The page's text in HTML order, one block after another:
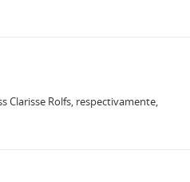
Clarisse Rolfs, respectivamente,